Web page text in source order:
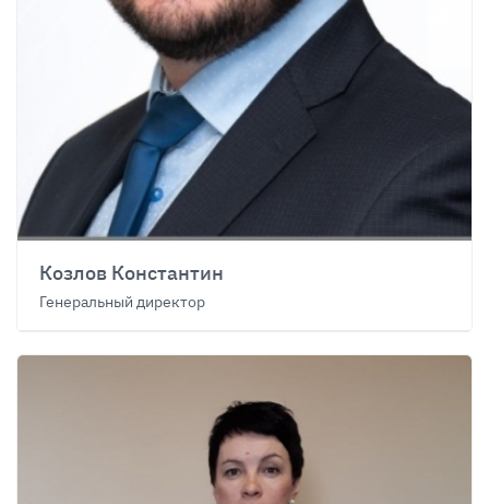
Козлов Константин
Генеральный директор